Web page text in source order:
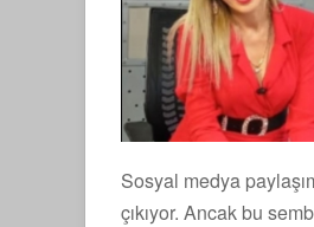
Sosyal medya
çıkıyor. Ancak bu